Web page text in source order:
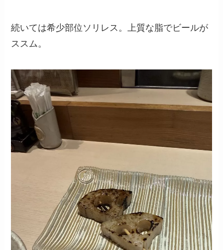
続いては希少部位ソリレス。上質な脂でビールが
ススム。